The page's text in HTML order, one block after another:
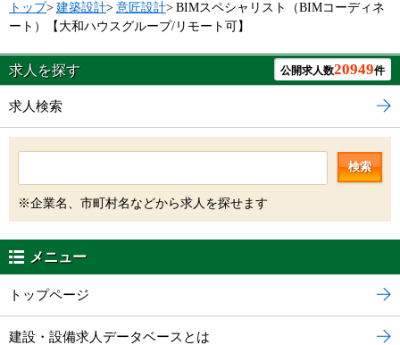
トップ> 建築設計> 意匠設計> BIMスペシャリスト（BIMコーディネ
ート）【大和ハウスグループ/リモート可】
求人を探す 公開求人数20949件
求人検索
検索
※企業名、市町村名などから求人を探せます
メニュー
トップページ
建設・設備求人データベースとは